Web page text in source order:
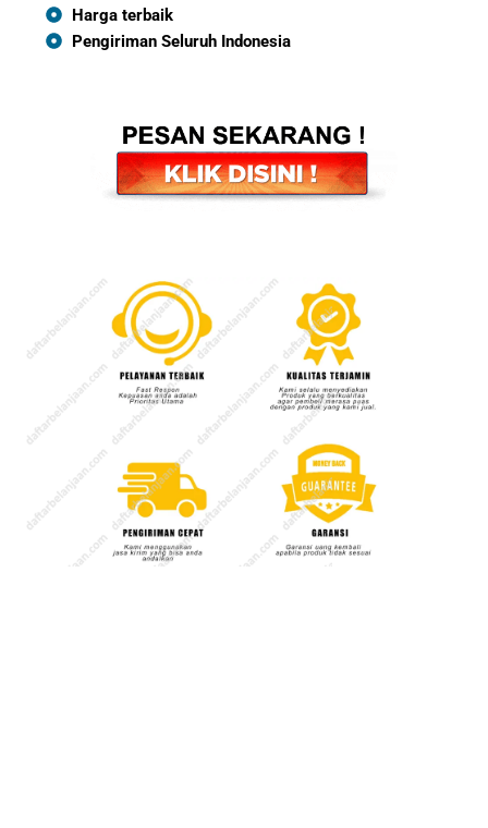
Harga terbaik
Pengiriman Seluruh Indonesia